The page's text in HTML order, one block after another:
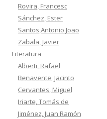
Rovira, Francesc
Sánchez, Ester
Santos,Antonio Joao
Zabala, Javier
Literatura
Alberti, Rafael
Benavente, Jacinto
Cervantes, Miguel
Iriarte, Tomás de
Jiménez, Juan Ramón